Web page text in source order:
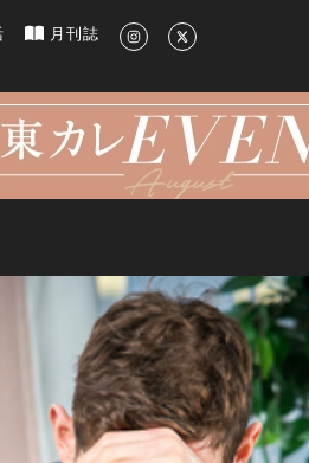
練されたライフスタイル情報
月刊誌